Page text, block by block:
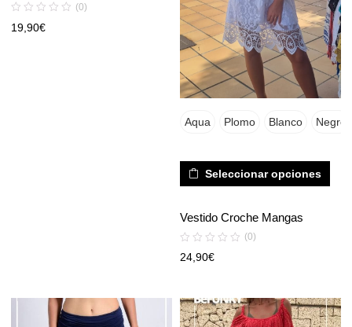
(0)
19,90€
Aqua Plomo Blanco Negro
Seleccionar opciones
Vestido Croche Mangas
(0)
24,90€